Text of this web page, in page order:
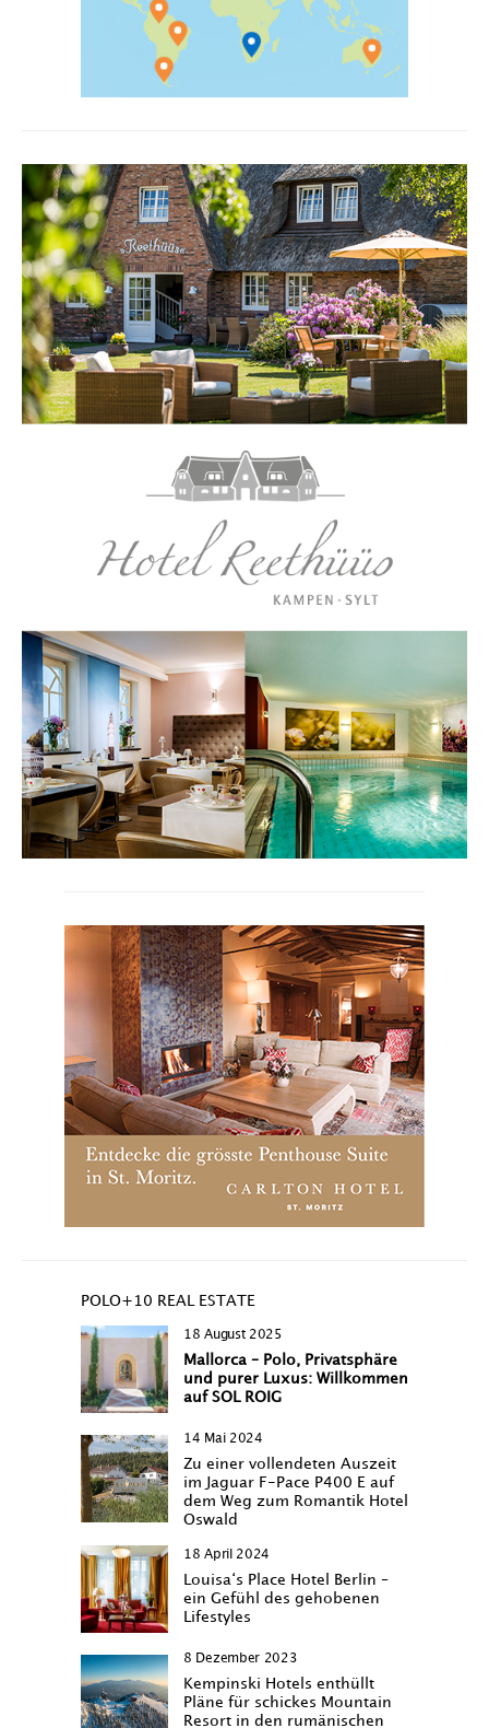
POLO+10 REAL ESTATE
18 August 2025
Mallorca – Polo, Privatsphäre
und purer Luxus: Willkommen
auf SOL ROIG
14 Mai 2024
Zu einer vollendeten Auszeit
im Jaguar F-Pace P400 E auf
dem Weg zum Romantik Hotel
Oswald
18 April 2024
Louisa‘s Place Hotel Berlin –
ein Gefühl des gehobenen
Lifestyles
8 Dezember 2023
Kempinski Hotels enthüllt
Pläne für schickes Mountain
Resort in den rumänischen